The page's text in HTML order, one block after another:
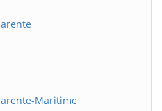
Maritime